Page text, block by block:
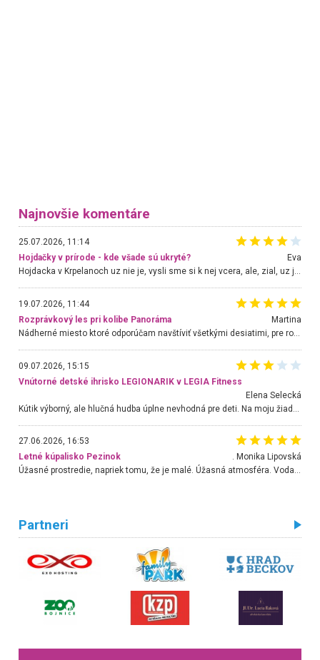
Najnovšie komentáre
25.07.2026, 11:14
Hojdačky v prírode - kde všade sú ukryté?
Eva
Hojdacka v Krpelanoch uz nie je, vysli sme si k nej vcera, ale, zial, uz je znicena. Ak sem planujete cestu len kvoli hojdacke, mozete si ju usetrit. Krasny vyhlad je tu vsak aj bez hojdacky :-)
19.07.2026, 11:44
Rozprávkový les pri kolibe Panoráma
Martina
Nádherné miesto ktoré odporúčam navštíviť všetkými desiatimi, pre rodiny s deťmi, dôchodcom... Proste a jednoducho ozaj rozprávkový les.. určite ešte prídeme. Odniesli sme si na pamiatku krásne tričká,
09.07.2026, 15:15
Vnútorné detské ihrisko LEGIONARIK v LEGIA Fitness
Elena Selecká
27.06.2026, 16:53
Letné kúpalisko Pezinok
. Monika Lipovská
Úžasné prostredie, napriek tomu, že je malé. Úžasná atmosféra. Voda fantastická a nádherná. Ľudí je pomerne veľa, ale su mili a ohľaduplní. Je veľmi zaujímavé sledovať, ako dokážu spolu športovať cudzí ľudia a bez ohľadu na vek. Vládne tu pohoda. Vnuka neviem dostať z vody. Ďakujem za krásny deň . Urcite sa sem vrátim. Jediný problém je s parkovaním, ale aj ten sa mi podarilo vyriešiť. Monika Bratislava
Partneri